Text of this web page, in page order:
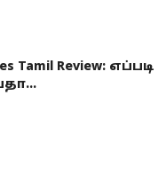
Tamil Review: எப்படி